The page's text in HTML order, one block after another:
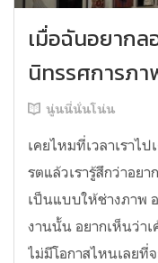
เมื่อฉันอยาก
นิทรรศการภา
นู่นนี่นั่นโน่น
เคยไหมที่เวลาเราไ
รตแล้วเรารู้สึกว่าอย
เป็นแบบให้ช่างภาพ
งานนั้น อยากเห็นว่า
ไม่มีโอกาสไหนเลยที่